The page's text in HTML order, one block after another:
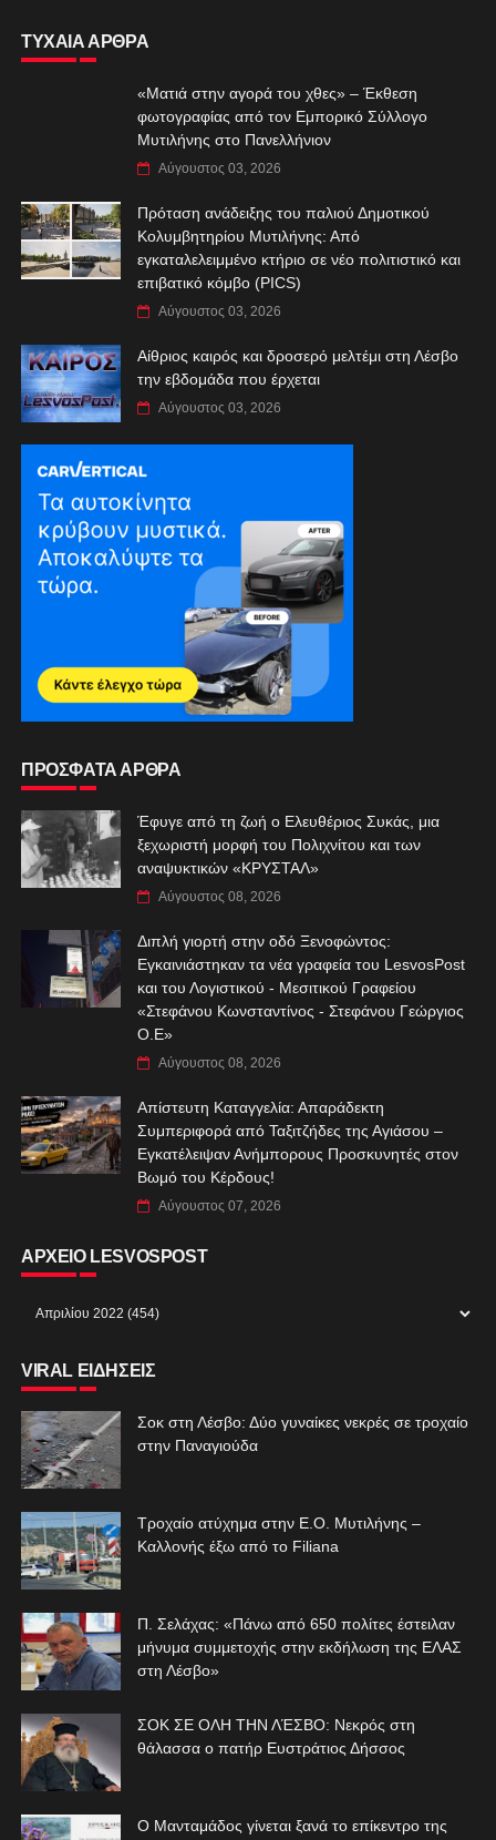
ΤΥΧΑΙΑ ΑΡΘΡΑ
«Ματιά στην αγορά του χθες» – Έκθεση
φωτογραφίας από τον Εμπορικό Σύλλογο
Μυτιλήνης στο Πανελλήνιον
Αύγουστος 03, 2026
Πρόταση ανάδειξης του παλιού Δημοτικού
Κολυμβητηρίου Μυτιλήνης: Από
εγκαταλελειμμένο κτήριο σε νέο πολιτιστικό και
επιβατικό κόμβο (PICS)
Αύγουστος 03, 2026
Αίθριος καιρός και δροσερό μελτέμι στη Λέσβο
την εβδομάδα που έρχεται
Αύγουστος 03, 2026
ΠΡΟΣΦΑΤΑ ΑΡΘΡΑ
Έφυγε από τη ζωή ο Ελευθέριος Συκάς, μια
ξεχωριστή μορφή του Πολιχνίτου και των
αναψυκτικών «ΚΡΥΣΤΑΛ»
Αύγουστος 08, 2026
Διπλή γιορτή στην οδό Ξενοφώντος:
Εγκαινιάστηκαν τα νέα γραφεία του LesvosPost
και του Λογιστικού - Μεσιτικού Γραφείου
«Στεφάνου Κωνσταντίνος - Στεφάνου Γεώργιος
Ο.Ε»
Αύγουστος 08, 2026
Απίστευτη Καταγγελία: Απαράδεκτη
Συμπεριφορά από Ταξιτζήδες της Αγιάσου –
Εγκατέλειψαν Ανήμπορους Προσκυνητές στον
Βωμό του Κέρδους!
Αύγουστος 07, 2026
ΑΡΧΕΙΟ LESVOSPOST
VIRAL ΕΙΔΗΣΕΙΣ
Σοκ στη Λέσβο: Δύο γυναίκες νεκρές σε τροχαίο
στην Παναγιούδα
Τροχαίο ατύχημα στην Ε.Ο. Μυτιλήνης –
Καλλονής έξω από το Filiana
Π. Σελάχας: «Πάνω από 650 πολίτες έστειλαν
μήνυμα συμμετοχής στην εκδήλωση της ΕΛΑΣ
στη Λέσβο»
ΣΟΚ ΣΕ ΟΛΗ ΤΗΝ ΛΈΣΒΟ: Νεκρός στη
θάλασσα ο πατήρ Ευστράτιος Δήσσος
Ο Μανταμάδος γίνεται ξανά το επίκεντρο της